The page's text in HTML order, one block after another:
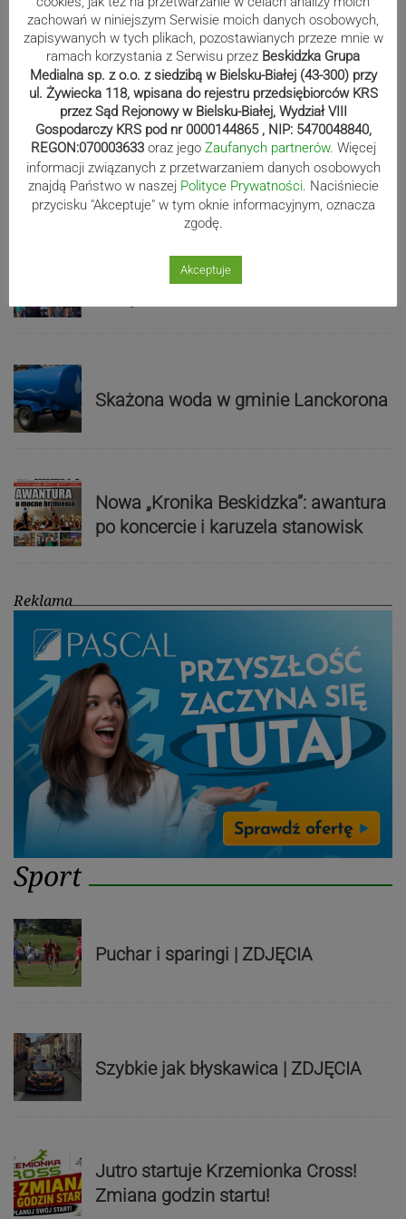
Niewidzialne klatki. Gdy nawyk staje
się więzieniem umysłu
Zdolny uczeń, niewłaściwe
środowisko. Dlaczego młodzież w
spektrum nie zawsze pokazuje, na co
ją stać?
W drodze na Jasną Górę. Pielgrzymi
Skażona woda w gminie Lanckorona
Nowa „Kronika Beskidzka”: awantura
po koncercie i karuzela stanowisk
Reklama
Sport
Puchar i sparingi | ZDJĘCIA
Szybkie jak błyskawica | ZDJĘCIA
Jutro startuje Krzemionka Cross!
Zmiana godzin startu!
zachowań w niniejszym Serwisie moich danych osobowych,
zapisywanych w tych plikach, pozostawianych przeze mnie w
ramach korzystania z Serwisu przez Beskidzka Grupa
Medialna sp. z o.o. z siedzibą w Bielsku-Białej (43-300) przy
ul. Żywiecka 118, wpisana do rejestru przedsiębiorców KRS
przez Sąd Rejonowy w Bielsku-Białej, Wydział VIII
Gospodarczy KRS pod nr 0000144865 , NIP: 5470048840,
REGON:070003633 oraz jego Zaufanych partnerów. Więcej
informacji związanych z przetwarzaniem danych osobowych
znajdą Państwo w naszej Polityce Prywatności. Naciśniecie
przycisku "Akceptuje" w tym oknie informacyjnym, oznacza
zgodę.
Akceptuje